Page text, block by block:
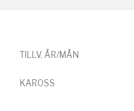
TILLV. ÅR/MÅN
KAROSS